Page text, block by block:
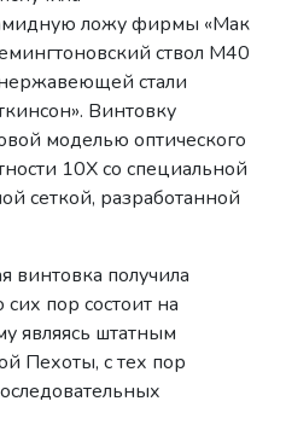
ложу фирмы «Мак
ствол М40
стали
Винтовку
моделью оптического
10Х со специальной
сеткой, разработанной
винтовка получила
сих пор состоит на
являясь штатным
Пехоты, с тех пор